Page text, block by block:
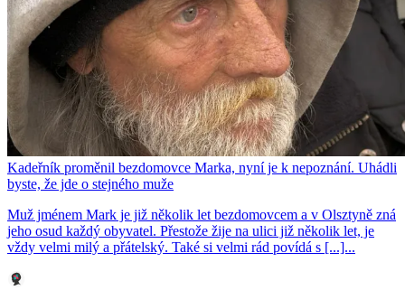
Kadeřník proměnil bezdomovce Marka, nyní je k nepoznání. Uhádli
byste, že jde o stejného muže
Muž jménem Mark je již několik let bezdomovcem a v Olsztyně zná
jeho osud každý obyvatel. Přestože žije na ulici již několik let, je
vždy velmi milý a přátelský. Také si velmi rád povídá s [...]...